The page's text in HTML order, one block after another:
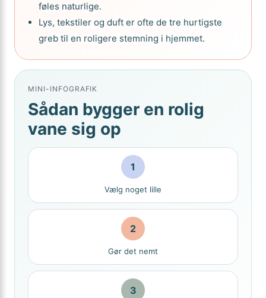
føles naturlige.
Lys, tekstiler og duft er ofte de tre hurtigste
greb til en roligere stemning i hjemmet.
MINI-INFOGRAFIK
Sådan bygger en rolig
vane sig op
1
Vælg noget lille
2
Gør det nemt
3